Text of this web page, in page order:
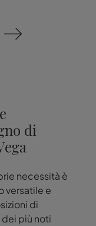
di
necessità è
versatile e
di
più noti